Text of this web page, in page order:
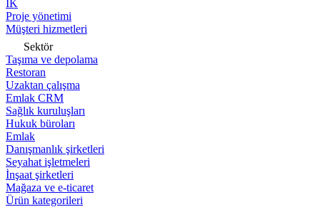
İK
Proje yönetimi
Müşteri hizmetleri
Sektör
Taşıma ve depolama
Restoran
Uzaktan çalışma
Emlak CRM
Sağlık kuruluşları
Hukuk büroları
Emlak
Danışmanlık şirketleri
Seyahat işletmeleri
İnşaat şirketleri
Mağaza ve e-ticaret
Ürün kategorileri